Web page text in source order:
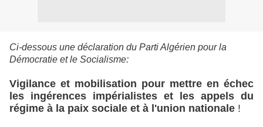
Ci-dessous une déclaration du Parti Algérien pour la
Démocratie et le Socialisme:
Vigilance et mobilisation pour mettre en échec
les ingérences impérialistes et les appels du
régime à la paix sociale et à l'union nationale !